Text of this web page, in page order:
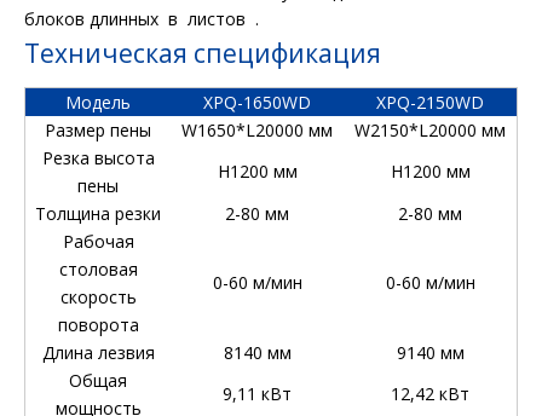
блоков длинных в листов .
Техническая спецификация
Модель XPQ-1650WD
XPQ-2150WD
Размер пены
W1650*L20000 мм
W2150*L20000 мм
Резка высота
пены
H1200 мм
H1200 мм
Толщина резки
2-80 мм
2-80 мм
Рабочая
столовая
скорость
поворота
0-60 м/мин 0-60 м/мин
Длина лезвия 8140 мм
9140 мм
Общая
мощность
9,11 кВт
12,42 кВт